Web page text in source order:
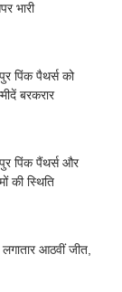
भारी
पिंक पैथर्स को
बरकरार
पिंक पैंथर्स और
की स्थिति
आठवीं जीत,